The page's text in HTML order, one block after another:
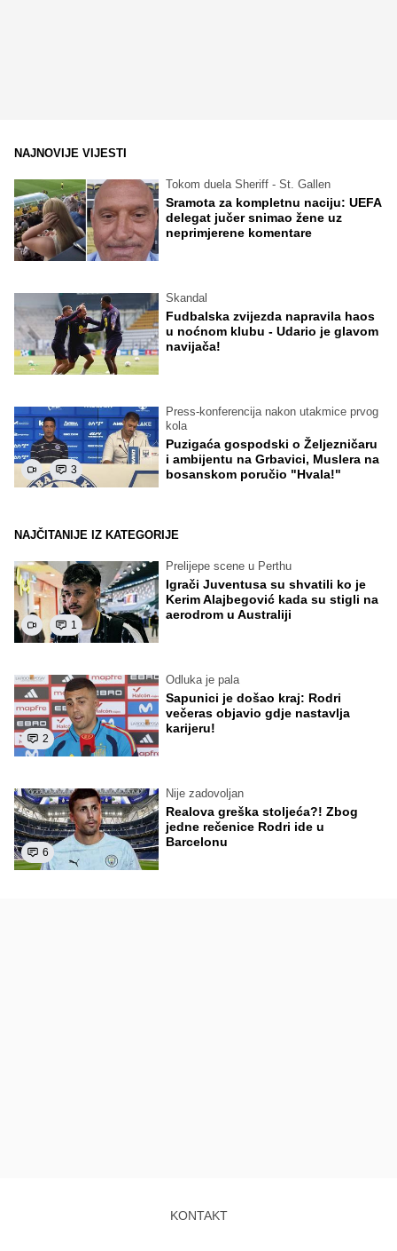
NAJNOVIJE VIJESTI
Tokom duela Sheriff - St. Gallen
Sramota za kompletnu naciju: UEFA
delegat jučer snimao žene uz
neprimjerene komentare
Skandal
Fudbalska zvijezda napravila haos
u noćnom klubu - Udario je glavom
navijača!
3
Press-konferencija nakon utakmice prvog
kola
Puzigaća gospodski o Željezničaru
i ambijentu na Grbavici, Muslera na
bosanskom poručio "Hvala!"
NAJČITANIJE IZ KATEGORIJE
1
Prelijepe scene u Perthu
Igrači Juventusa su shvatili ko je
Kerim Alajbegović kada su stigli na
aerodrom u Australiji
2
Odluka je pala
Sapunici je došao kraj: Rodri
večeras objavio gdje nastavlja
karijeru!
6
Nije zadovoljan
Realova greška stoljeća?! Zbog
jedne rečenice Rodri ide u
Barcelonu
KONTAKT